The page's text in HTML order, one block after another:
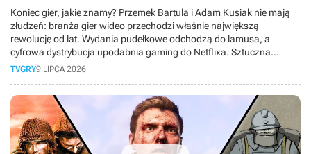
Koniec gier, jakie znamy? Przemek Bartula i Adam Kusiak nie mają
złudzeń: branża gier wideo przechodzi właśnie największą
rewolucję od lat. Wydania pudełkowe odchodzą do lamusa, a
cyfrowa dystrybucja upodabnia gaming do Netflixa. Sztuczna
inteligencja wkracza do produkcji gier, ceny sprzętu rosną tak
młodsze pokolenie woli oglądać gameplaye na YouTube, niż grać
samemu. Czy w obliczu masowych zwolnień rynek gier czeka
kryzys? Sprawdź, co czeka graczy.
TVGRY9 LIPCA 2026